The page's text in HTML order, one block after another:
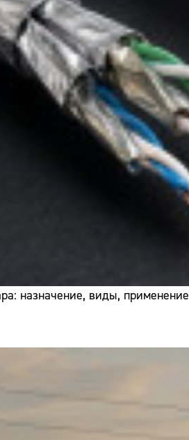
назначение, виды, применение